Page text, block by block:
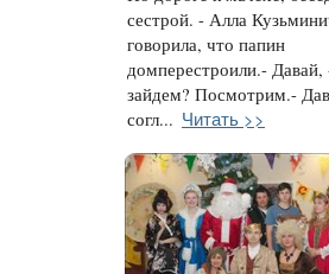
сестрой. - Алла
говорила, что папин
домперестроили.-
зайдем? Посмотрим.-
согл... Читать >>